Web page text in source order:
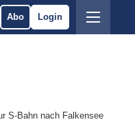
Abo Login
S-Bahn nach Falkensee